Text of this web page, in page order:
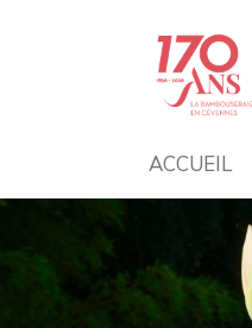
ACCUEIL